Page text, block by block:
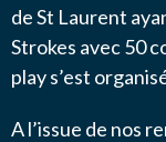
de St Laurent
Strokes avec 50
play s’est
A l’issue de nos